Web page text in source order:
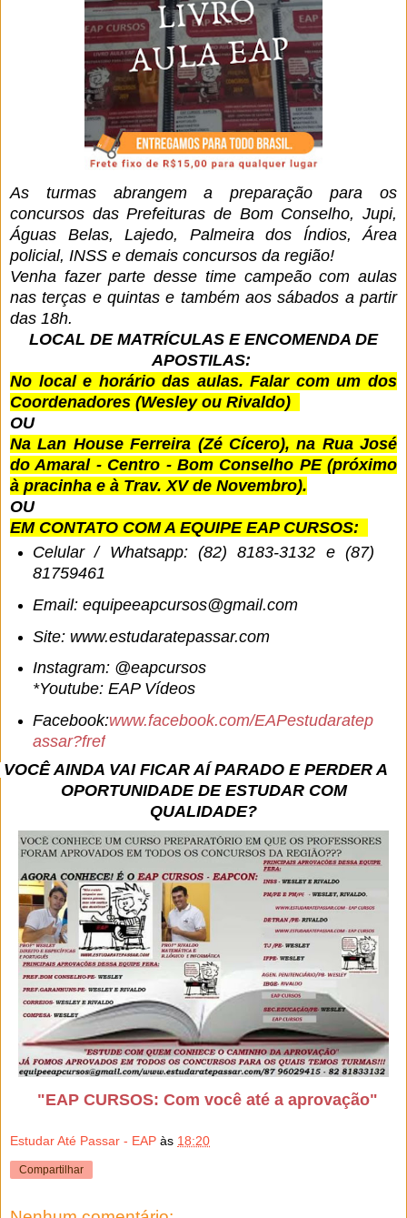
As turmas abrangem a preparação para os
concursos das Prefeituras de Bom Conselho, Jupi,
Águas Belas, Lajedo, Palmeira dos Índios, Área
policial, INSS e demais concursos da região!
Venha fazer parte desse time campeão com aulas
nas terças e quintas e também aos sábados a partir
das 18h.
LOCAL DE MATRÍCULAS E ENCOMENDA DE
APOSTILAS:
No local e horário das aulas. Falar com um dos
Coordenadores (Wesley ou Rivaldo)
OU
Na Lan House Ferreira (Zé Cícero), na Rua José
do Amaral - Centro - Bom Conselho PE (próximo
à pracinha e à Trav. XV de Novembro).
OU
EM CONTATO COM A EQUIPE EAP CURSOS:
Celular / Whatsapp: (82) 8183-3132 e (87)
81759461
Email: equipeeapcursos@gmail.com
Site: www.estudaratepassar.com
Instagram: @eapcursos
*Youtube: EAP Vídeos
Facebook:www.facebook.com/EAPestudaratep
assar?fref
VOCÊ AINDA VAI FICAR AÍ PARADO E PERDER A
OPORTUNIDADE DE ESTUDAR COM
QUALIDADE?
"EAP CURSOS: Com você até a aprovação"
Estudar Até Passar - EAP às 18:20
Compartilhar